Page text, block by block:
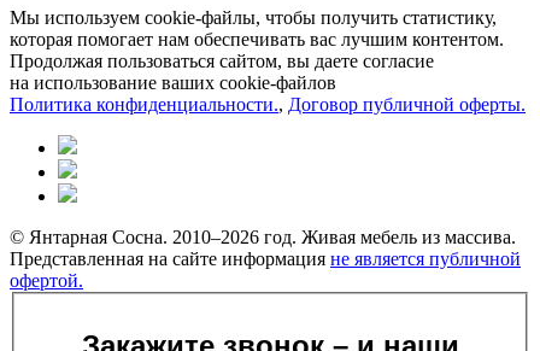
Мы используем cookie-файлы, чтобы получить статистику,
которая помогает нам обеспечивать вас лучшим контентом.
Продолжая пользоваться сайтом, вы даете согласие
на использование ваших cookie-файлов
Политика конфиденциальности., Договор публичной оферты.
© Янтарная Сосна. 2010–2026 год. Живая мебель из массива.
Представленная на сайте информация не является публичной
офертой.